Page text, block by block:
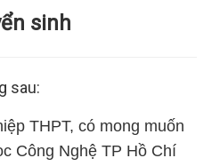
sinh
sau:
THPT, có mong muốn
Công Nghệ TP Hồ Chí